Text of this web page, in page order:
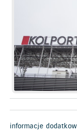
informacje